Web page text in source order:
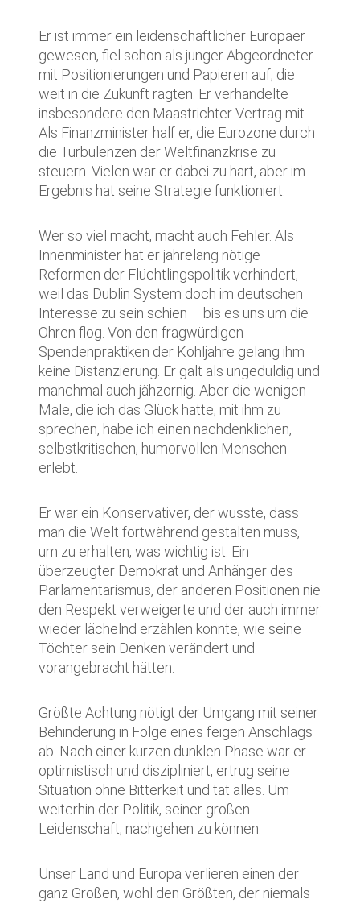
Er ist immer ein leidenschaftlicher Europäer
gewesen, fiel schon als junger Abgeordneter
mit Positionierungen und Papieren auf, die
weit in die Zukunft ragten. Er verhandelte
insbesondere den Maastrichter Vertrag mit.
Als Finanzminister half er, die Eurozone durch
die Turbulenzen der Weltfinanzkrise zu
steuern. Vielen war er dabei zu hart, aber im
Ergebnis hat seine Strategie funktioniert.
Wer so viel macht, macht auch Fehler. Als
Innenminister hat er jahrelang nötige
Reformen der Flüchtlingspolitik verhindert,
weil das Dublin System doch im deutschen
Interesse zu sein schien – bis es uns um die
Ohren flog. Von den fragwürdigen
Spendenpraktiken der Kohljahre gelang ihm
keine Distanzierung. Er galt als ungeduldig und
manchmal auch jähzornig. Aber die wenigen
Male, die ich das Glück hatte, mit ihm zu
sprechen, habe ich einen nachdenklichen,
selbstkritischen, humorvollen Menschen
erlebt.
Er war ein Konservativer, der wusste, dass
man die Welt fortwährend gestalten muss,
um zu erhalten, was wichtig ist. Ein
überzeugter Demokrat und Anhänger des
Parlamentarismus, der anderen Positionen nie
den Respekt verweigerte und der auch immer
wieder lächelnd erzählen konnte, wie seine
Töchter sein Denken verändert und
vorangebracht hätten.
Größte Achtung nötigt der Umgang mit seiner
Behinderung in Folge eines feigen Anschlags
ab. Nach einer kurzen dunklen Phase war er
optimistisch und diszipliniert, ertrug seine
Situation ohne Bitterkeit und tat alles. Um
weiterhin der Politik, seiner großen
Leidenschaft, nachgehen zu können.
Unser Land und Europa verlieren einen der
ganz Großen, wohl den Größten, der niemals